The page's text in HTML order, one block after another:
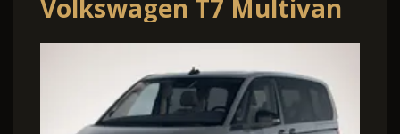
Volkswagen T7 Multivan